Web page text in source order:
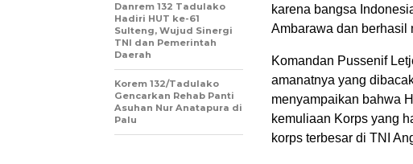
karena bangsa
Ambarawa dan berhasil
Komandan Pussenif
amanatnya yang
menyampaikan bahwa
kemuliaan Korps yang
korps terbesar di TNI
Danrem 132 Tadulako
Hadiri HUT ke-61
Sulteng, Wujud Sinergi
TNI dan Pemerintah
Daerah
Korem 132/Tadulako
Gencarkan Rehab Panti
Asuhan Nur Anatapura di
Palu